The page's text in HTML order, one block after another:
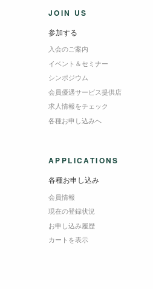
JOIN US
参加する
入会のご案内
イベント＆セミナー
シンポジウム
会員優遇サービス提供店
求人情報をチェック
各種お申し込みへ
APPLICATIONS
各種お申し込み
会員情報
現在の登録状況
お申し込み履歴
カートを表示